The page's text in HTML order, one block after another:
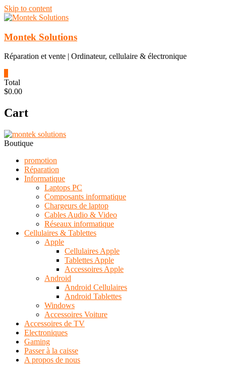
Skip to content
Montek Solutions
Réparation et vente | Ordinateur, cellulaire & électronique
Total
$0.00
Cart
Boutique
promotion
Réparation
Informatique
Laptops PC
Composants informatique
Chargeurs de laptop
Cables Audio & Video
Réseaux informatique
Cellulaires & Tablettes
Apple
Cellulaires Apple
Tablettes Apple
Accessoires Apple
Android
Android Cellulaires
Android Tablettes
Windows
Accessoires Voiture
Accessoires de TV
Electroniques
Gaming
Passer à la caisse
A propos de nous